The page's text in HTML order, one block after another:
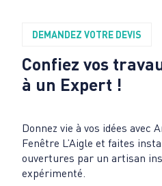
DEMANDEZ VOTRE DEVIS
Confiez vos
à un Expert !
Donnez vie à vos idées avec
Fenêtre L’Aigle et faites
ouvertures par un artisan
expérimenté.